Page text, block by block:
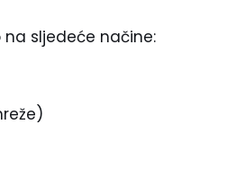
sljedeće načine: